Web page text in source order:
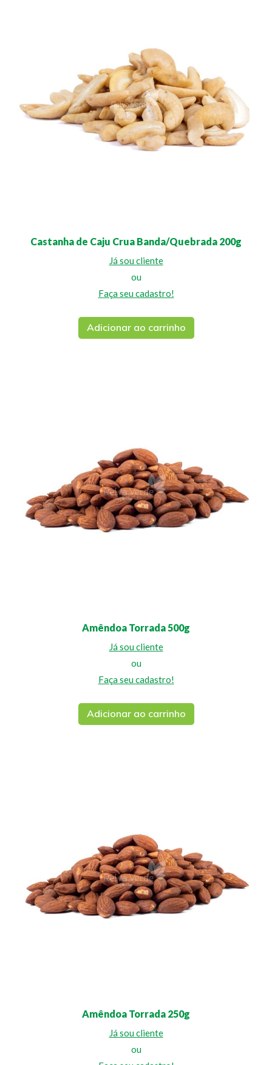
Castanha de Caju Crua Banda/Quebrada 200g
Já sou cliente
ou
Faça seu cadastro!
Adicionar ao carrinho
Amêndoa Torrada 500g
Já sou cliente
ou
Faça seu cadastro!
Adicionar ao carrinho
Amêndoa Torrada 250g
Já sou cliente
ou